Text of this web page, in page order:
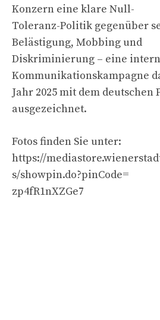
Konzern eine klare Null-
Toleranz-Politik gegenüber
Belästigung, Mobbing und
Diskriminierung – eine
Kommunikationskampagne
Jahr 2025 mit dem deutschen
ausgezeichnet.
Fotos finden Sie unter:
https://
s/showpin.do?pinCode=
zp4fR1nXZGe7